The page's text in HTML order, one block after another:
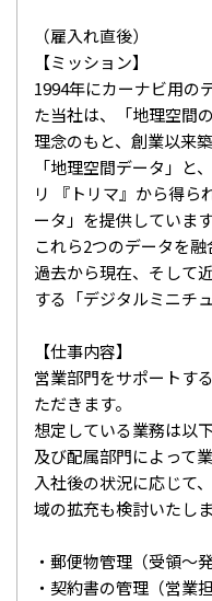
（雇入れ直後）
【ミッション】
1994年にカーナビ用の
た当社は、「地理空間
理念のもと、創業以来
「地理空間データ」と
リ 『トリマ』から得ら
ータ」を提供しています
これら2つのデータを
過去から現在、そして
する「デジタルミニチ
【仕事内容】
営業部門をサポートす
ただきます。
想定している業務は以
及び配属部門によって
入社後の状況に応じて
域の拡充も検討いたしま
・郵便物管理（受領～発
・契約書の管理（営業